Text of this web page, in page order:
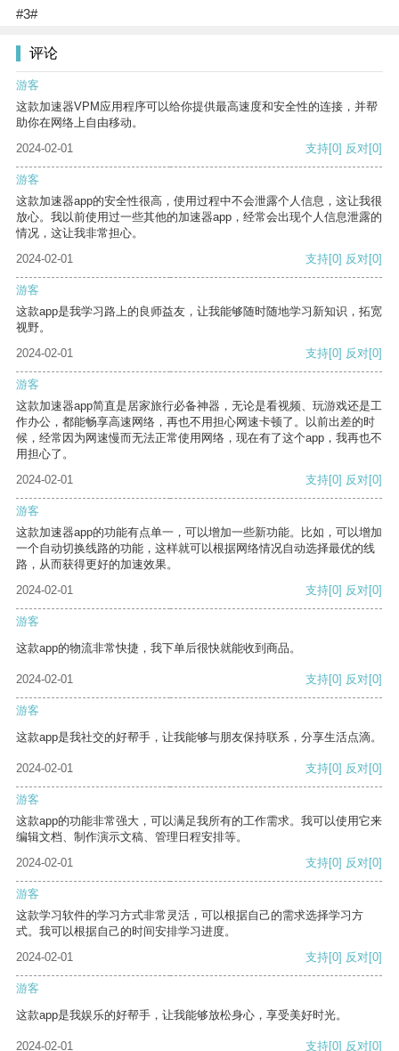
#3#
评论
游客
这款加速器VPM应用程序可以给你提供最高速度和安全性的连接，并帮
助你在网络上自由移动。
2024-02-01
支持[0] 反对[0]
游客
这款加速器app的安全性很高，使用过程中不会泄露个人信息，这让我很
放心。我以前使用过一些其他的加速器app，经常会出现个人信息泄露的
情况，这让我非常担心。
2024-02-01
支持[0] 反对[0]
游客
这款app是我学习路上的良师益友，让我能够随时随地学习新知识，拓宽
视野。
2024-02-01
支持[0] 反对[0]
游客
这款加速器app简直是居家旅行必备神器，无论是看视频、玩游戏还是工
作办公，都能畅享高速网络，再也不用担心网速卡顿了。以前出差的时
候，经常因为网速慢而无法正常使用网络，现在有了这个app，我再也不
用担心了。
2024-02-01
支持[0] 反对[0]
游客
这款加速器app的功能有点单一，可以增加一些新功能。比如，可以增加
一个自动切换线路的功能，这样就可以根据网络情况自动选择最优的线
路，从而获得更好的加速效果。
2024-02-01
支持[0] 反对[0]
游客
这款app的物流非常快捷，我下单后很快就能收到商品。
2024-02-01 支持[0] 反对[0]
游客
这款app是我社交的好帮手，让我能够与朋友保持联系，分享生活点滴。
2024-02-01 支持[0] 反对[0]
游客
这款app的功能非常强大，可以满足我所有的工作需求。我可以使用它来
编辑文档、制作演示文稿、管理日程安排等。
2024-02-01
支持[0] 反对[0]
游客
这款学习软件的学习方式非常灵活，可以根据自己的需求选择学习方
式。我可以根据自己的时间安排学习进度。
2024-02-01
支持[0] 反对[0]
游客
这款app是我娱乐的好帮手，让我能够放松身心，享受美好时光。
2024-02-01 支持[0] 反对[0]